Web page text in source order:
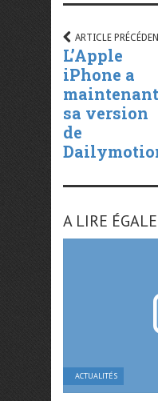
ARTICLE
L’Apple
iPhone a
maintenant
sa version
de
A LIRE
ACTUALITÉS